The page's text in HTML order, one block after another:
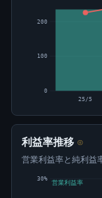
0
100
200
25/5
利益率推移 ⊙
営業利益率と純利益
30%
営業利益率